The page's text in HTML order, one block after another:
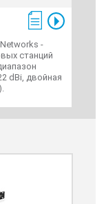
-
станций
dBi, двойная